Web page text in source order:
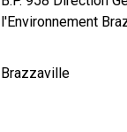
l'Environnement
Brazzaville